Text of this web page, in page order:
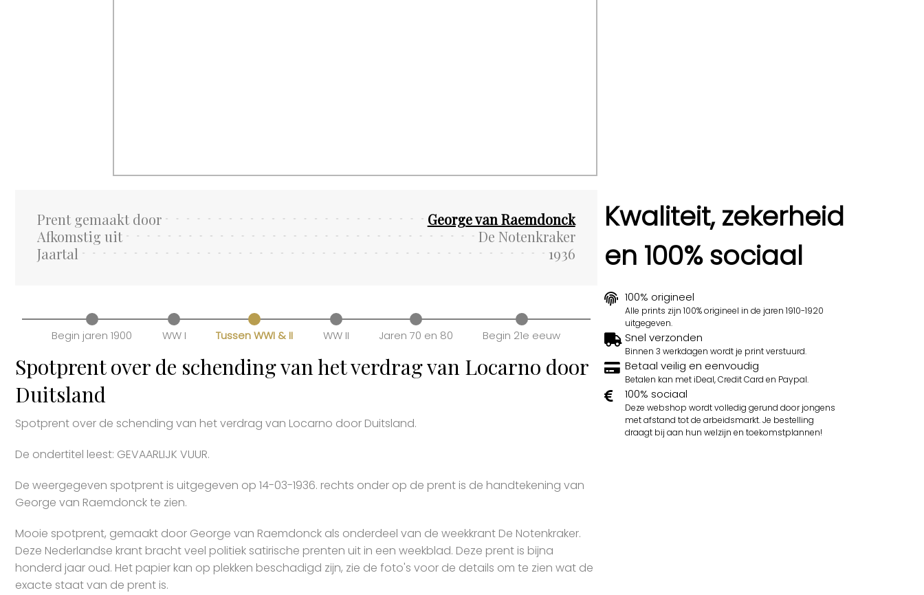
Prent gemaakt door
George van Raemdonck
Afkomstig uit
De Notenkraker
Jaartal
1936
Begin jaren 1900 WW I Tussen WWI & II WW II Jaren 70 en 80 Begin 21e eeuw
Spotprent over de schending van het verdrag van Locarno door
Duitsland
Spotprent over de schending van het verdrag van Locarno door Duitsland.
De ondertitel leest: GEVAARLIJK VUUR.
De weergegeven spotprent is uitgegeven op 14-03-1936. rechts onder op de prent is de handtekening van
George van Raemdonck te zien.
Mooie spotprent, gemaakt door George van Raemdonck als onderdeel van de weekkrant De Notenkraker.
Deze Nederlandse krant bracht veel politiek satirische prenten uit in een weekblad. Deze prent is bijna
honderd jaar oud. Het papier kan op plekken beschadigd zijn, zie de foto's voor de details om te zien wat de
exacte staat van de prent is.
Kwaliteit, zekerheid
en 100% sociaal
100% origineel
Alle prints zijn 100% origineel in de jaren 1910-1920
uitgegeven.
Snel verzonden
Binnen 3 werkdagen wordt je print verstuurd.
Betaal veilig en eenvoudig
Betalen kan met iDeal, Credit Card en Paypal.
100% sociaal
Deze webshop wordt volledig gerund door jongens
met afstand tot de arbeidsmarkt. Je bestelling
draagt bij aan hun welzijn en toekomstplannen!